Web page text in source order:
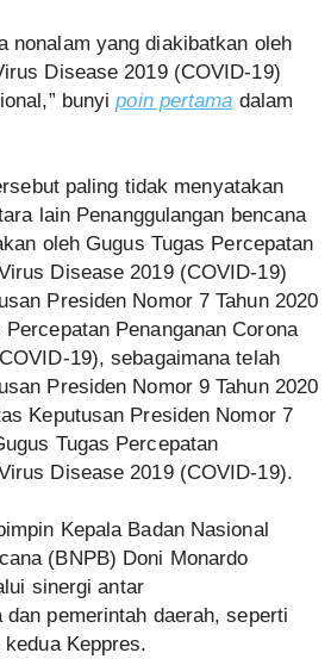
nonalam yang diakibatkan oleh
Disease 2019 (COVID-19)
bunyipoin pertama dalam
paling tidak menyatakan
lain Penanggulangan bencana
oleh Gugus Tugas Percepatan
Disease 2019 (COVID-19)
Presiden Nomor 7 Tahun 2020
Penanganan Corona
19), sebagaimana telah
Presiden Nomor 9 Tahun 2020
Keputusan Presiden Nomor 7
Tugas Percepatan
Disease 2019 (COVID-19).
Kepala Badan Nasional
(BNPB) Doni Monardo
sinergi antar
dan pemerintah daerah, seperti
Keppres.